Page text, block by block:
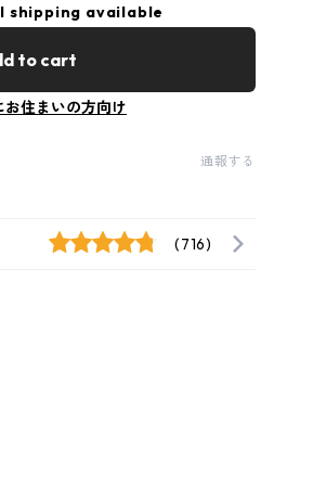
shipping available
to cart
お住まいの方向け
通報する
(716)